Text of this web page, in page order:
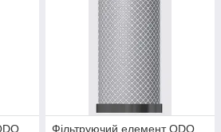
Фільтруючий елемент ODO